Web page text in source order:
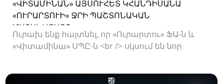
«ՎԻՏԱՄԻՆԱՆ» ԱՅՍՈՒՀԵՏ ԿՀԱՆԴԻՍԱՆԱ
«ՈՒՐԱՐՏՈՒԻ» ՋՐԻ ՊԱՇՏՈՆԱԿԱՆ
ՄԱՏԱԿԱՐԱՐԸ
Ուրախ ենք հայտնել, որ «Ուրարտու» ՖԱ-ն և
«Վիտամինա» ՍՊԸ-ն <br /> սկսում են նոր